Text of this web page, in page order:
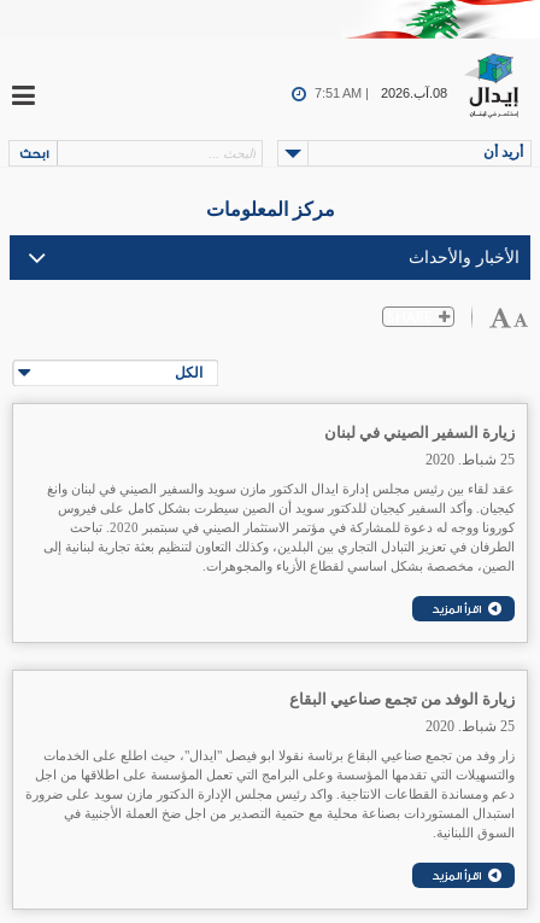
08.آب.2026 7:51 AM |
أريد أن
مركز المعلومات
الكل
زيارة السفير الصيني في لبنان
25 شباط. 2020
عقد لقاء بين رئيس مجلس إدارة ايدال الدكتور مازن سويد والسفير الصيني في لبنان وانغ
كيجيان. وأكد السفير كيجيان للدكتور سويد أن الصين سيطرت بشكل كامل على فيروس
كورونا ووجه له دعوة للمشاركة في مؤتمر الاستثمار الصيني في سبتمبر 2020. تباحث
الطرفان في تعزيز التبادل التجاري بين البلدين، وكذلك التعاون لتنظيم بعثة تجارية لبنانية إلى
الصين، مخصصة بشكل اساسي لقطاع الأزياء والمجوهرات.
زيارة الوفد من تجمع صناعيي البقاع
25 شباط. 2020
ز ار وفد من تجمع صناعيي البقاع برئاسة نقولا ابو فيصل "ايدال"، حيث اطلع على الخدمات
والتسهيلات التي تقدمها المؤسسة وعلى البرامج التي تعمل المؤسسة على اطلاقها من اجل
دعم ومساندة القطاعات الانتاجية. واكد رئيس مجلس الإدارة الدكتور مازن سويد على ضرورة
استبدال المستوردات بصناعة محلية مع حتمية التصدير من اجل ضخ العملة الأجنبية في
السوق اللبنانية.